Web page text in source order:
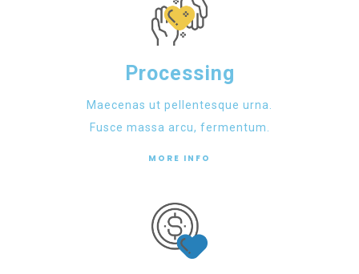
Processing
Maecenas ut pellentesque urna.
Fusce massa arcu, fermentum.
MORE INFO